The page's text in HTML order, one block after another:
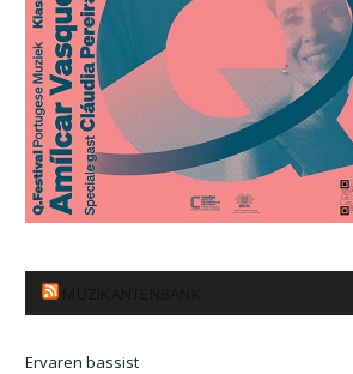
Ervaren bassist